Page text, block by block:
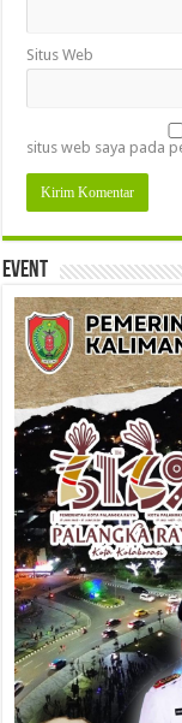
Situs Web
situs web saya pada
Event